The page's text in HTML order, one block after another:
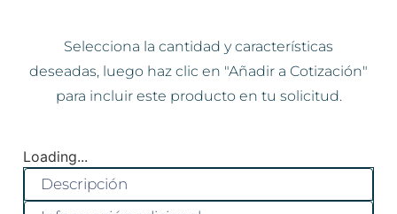
Selecciona la cantidad y características
deseadas, luego haz clic en "Añadir a Cotización"
para incluir este producto en tu solicitud.
Loading...
Descripción